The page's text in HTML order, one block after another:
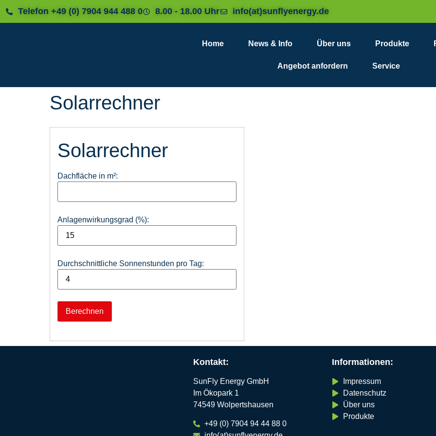
Telefon +49 (0) 7904 944 488 0 8.00 - 18.00 Uhr info(at)sunflyenergy.de
Home News & Info Über uns Produkte
Angebot anfordern Service
Solarrechner
Solarrechner
Dachfläche in m²:
Anlagenwirkungsgrad (%):
Durchschnittliche Sonnenstunden pro Tag:
Berechnen
Kontakt:
SunFly Energy GmbH
Im Ökopark 1
74549 Wolpertshausen
+49 (0) 7904 94 44 88 0
Informationen:
Impressum
Datenschutz
Über uns
Produkte